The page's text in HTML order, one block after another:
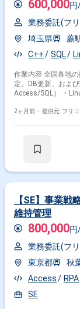
600,000円
業務委託(フ
埼玉県
蕨
C++
SQL
作業内容 全国各地
定、DB更新、およ
Access/SQL） ・
2ヶ月前・ 提供元: フリコ
【SE】事業
維持管理
800,000円
業務委託(フ
東京都
秋
Access
RPA
SE